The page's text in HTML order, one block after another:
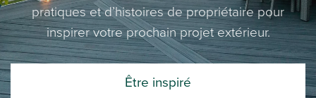
pratiques et d’histoires de propriétaire pour
inspirer votre prochain projet extérieur.
Être inspiré